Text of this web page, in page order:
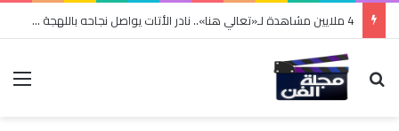
4 ملايين مشاهدة لـ«تعالي هنا».. نادر الأتات يواصل نجاحه باللهجة المصرية
بحث عن